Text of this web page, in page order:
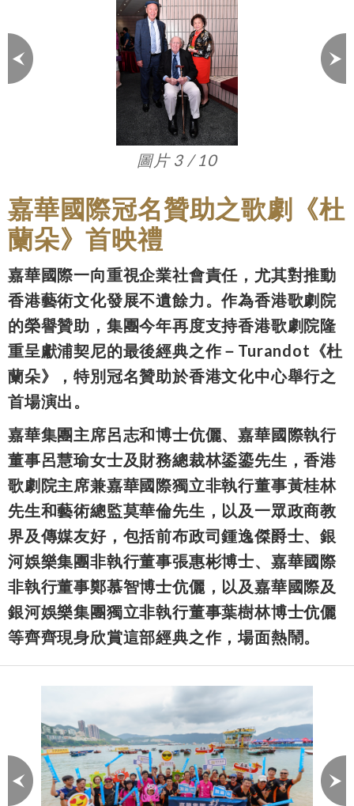
圖片 3 / 10
嘉華國際冠名贊助之歌劇《杜
蘭朵》首映禮
嘉華國際一向重視企業社會責任，尤其對推動
香港藝術文化發展不遺餘力。作為香港歌劇院
的榮譽贊助，集團今年再度支持香港歌劇院隆
重呈獻浦契尼的最後經典之作－Turandot《杜
蘭朵》，特別冠名贊助於香港文化中心舉行之
首場演出。
嘉華集團主席呂志和博士伉儷、嘉華國際執行
董事呂慧瑜女士及財務總裁林鋈鎏先生，香港
歌劇院主席兼嘉華國際獨立非執行董事黃桂林
先生和藝術總監莫華倫先生，以及一眾政商教
界及傳媒友好，包括前布政司鍾逸傑爵士、銀
河娛樂集團非執行董事張惠彬博士、嘉華國際
非執行董事鄭慕智博士伉儷，以及嘉華國際及
銀河娛樂集團獨立非執行董事葉樹林博士伉儷
等齊齊現身欣賞這部經典之作，場面熱鬧。